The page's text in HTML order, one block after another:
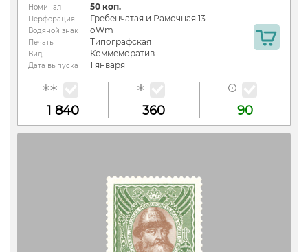
Номинал 50 коп.
Перфорация Гребенчатая и Рамочная 13
Водяной знак oWm
Печать Типографская
Вид Коммеморатив
Дата выпуска 1 января
1 840 360 90